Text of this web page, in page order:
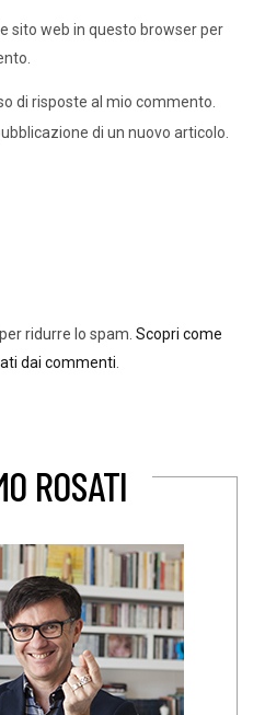
sito web in questo browser per
di risposte al mio commento.
di un nuovo articolo.
ridurre lo spam. Scopri come
dai commenti.
ROSATI